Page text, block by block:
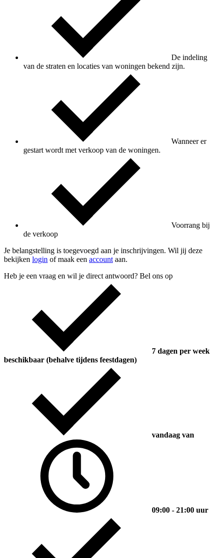
De indeling
van de straten en locaties van woningen bekend zijn.
Wanneer er
gestart wordt met verkoop van de woningen.
Voorrang bij
de verkoop
Je belangstelling is toegevoegd aan je inschrijvingen. Wil jij deze
bekijken login of maak een account aan.
Heb je een vraag en wil je direct antwoord? Bel ons op
7 dagen per week
beschikbaar (behalve tijdens feestdagen)
vandaag van
09:00 - 21:00 uur